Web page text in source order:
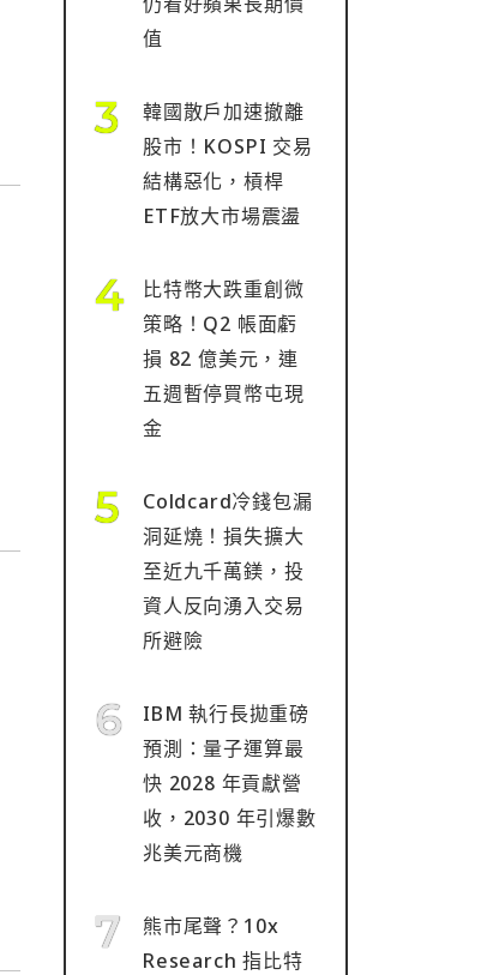
值
韓國散戶加速撤離
股市！KOSPI 交易
結構惡化，槓桿
ETF放大市場震盪
比特幣大跌重創微
策略！Q2 帳面虧
損 82 億美元，連
五週暫停買幣屯現
金
Coldcard冷錢包漏
洞延燒！損失擴大
至近九千萬鎂，投
資人反向湧入交易
所避險
IBM 執行長拋重磅
預測：量子運算最
快 2028 年貢獻營
收，2030 年引爆數
兆美元商機
熊市尾聲？10x
Research 指比特